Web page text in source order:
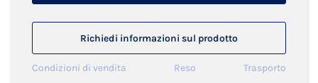
Richiedi informazioni sul prodotto
Condizioni di vendita Reso Trasporto